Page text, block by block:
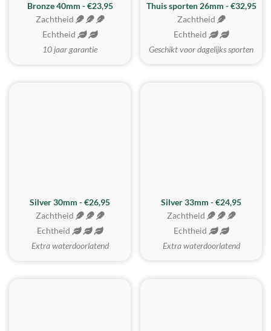
Bronze 40mm - €23,95
Zachtheid
Echtheid
10 jaar garantie
Thuis sporten 26mm - €32,95
Zachtheid
Echtheid
Geschikt voor dagelijks sporten
Silver 30mm - €26,95
Zachtheid
Echtheid
Extra waterdoorlatend
Silver 33mm - €24,95
Zachtheid
Echtheid
Extra waterdoorlatend